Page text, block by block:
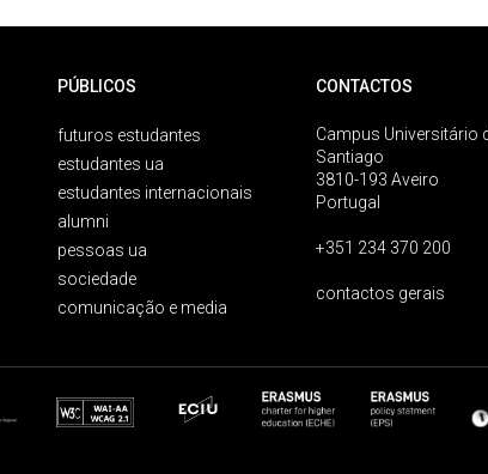
PÚBLICOS
futuros estudantes
estudantes ua
estudantes internacionais
alumni
pessoas ua
sociedade
comunicação e media
CONTACTOS
Campus Universitário
Santiago
3810-193 Aveiro
Portugal
+351 234 370 200
contactos gerais